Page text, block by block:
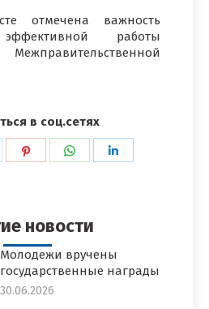
отмечена важность
работы
в соц.сетях
ПоделитьсяПоделиться
новости
Молодежи вручены
государственные награды
30.06.2026